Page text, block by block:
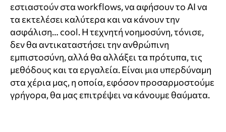
εστιαστούν στα workflows, να αφήσουν το AI να
τα εκτελέσει καλύτερα και να κάνουν την
ασφάλιση… cool. Η τεχνητή νοημοσύνη, τόνισε,
δεν θα αντικαταστήσει την ανθρώπινη
εμπιστοσύνη, αλλά θα αλλάξει τα πρότυπα, τις
μεθόδους και τα εργαλεία. Είναι μια υπερδύναμη
στα χέρια μας, η οποία, εφόσον προσαρμοστούμε
γρήγορα, θα μας επιτρέψει να κάνουμε θαύματα.